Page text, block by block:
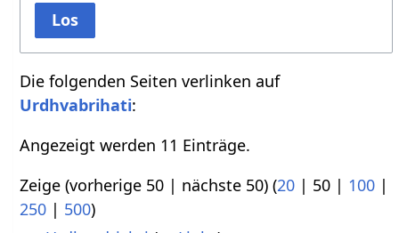
Los
Die folgenden Seiten verlinken auf
Urdhvabrihati:
Angezeigt werden 11 Einträge.
Zeige (vorherige 50 | nächste 50) (20 | 50 | 100 |
250 | 500)